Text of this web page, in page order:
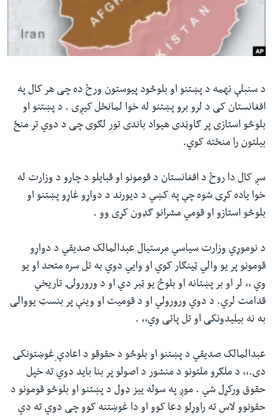
ځای
شئ
له مونږ سره په تماس کې پاتې شئ
ژبې
د سنبلې نهمه د پښتنو او بلوڅود پیوستون ورځ ده چی هر کال په
افغانستان کی د لرو برو پښتنو له خوا لمانځل کیږی . د پښتنو او
بلوڅو استازی پر ګاوڼدی هیواد باندی تور لګوی چی د دوي تر منځ
بیلتون را منځته کوي.
سږ کال دا روځ د افغانستان د قومونو او قبایلو د چارو د وزارت له
خوا یاده کړی شوه چې په کښي د دیورند د دواړو غاړو پښتنو او
بلوڅو استازو او قومي مشرانو ګډون کړی وو .
د نوموړي وزارت سیاسي مرستیال عبدالمالک صدیقي د دواړو
قومونو پر یو والي ټینګار کوي او وایي دوي به تل سره متحد او یو
وي ،، لر او بر پښتانه او بلوڅ یو ټبر دي او د ورورولۍ تاریخي
قدامت لري. د دوي ورورولي او د قومیت او وینې پر بنسټ یووالی
به نه بیلیدونکی او تل پاتی وي،، .
عبدالمالک صدیقي د پښتنو او بلوڅو د حقوقو د اعادې ِغوښتونکی
دی.،، د ملګرو ملتونو د منشور د اصولو پر بنا باید دوي ته خپل
حقوق ورکړل شي . موږ په سوله ییز ډول د پښتنو او بلوڅو قومونو د
حقونوو لاس ته راوړلو دعا کوو او دا غوښتنه کوو چی دوي ته دي